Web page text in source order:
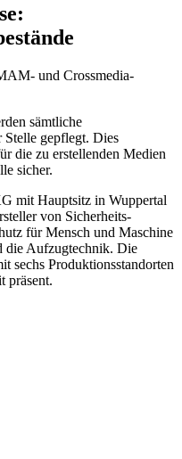
und Crossmedia-
sämtliche
Stelle gepflegt. Dies
die zu erstellenden Medien
sicher.
mit Hauptsitz in Wuppertal
von Sicherheits-
für Mensch und Maschine
die Aufzugtechnik. Die
sechs Produktionsstandorten
präsent.